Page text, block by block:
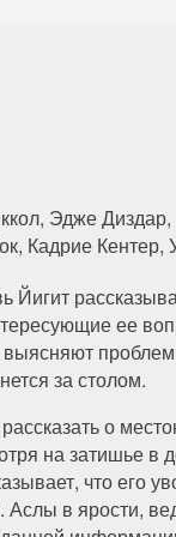
Эдже
Кадрие Кентер,
ее
за столом.
о
на затишье в
что его
в ярости,